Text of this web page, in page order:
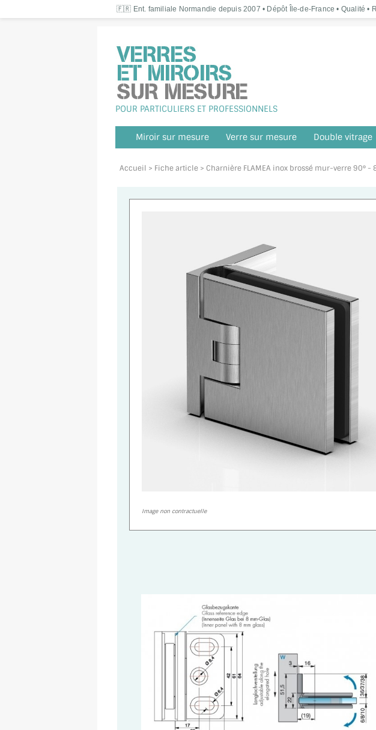
🇫🇷 Ent. familiale Normandie depuis 2007 • Dépôt Île-de-France • Qualité •
POUR PARTICULIERS ET PROFESSIONNELS
Miroir sur mesure Verre sur mesure Double vitrage
Accueil > Fiche article > Charnière FLAMEA inox brossé mur-verre 90° -
Image non contractuelle